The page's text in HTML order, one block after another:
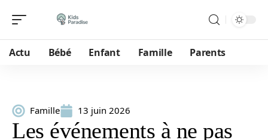
Actu Bébé Enfant Famille Parents
Famille 13 juin 2026
Les événements à ne pas